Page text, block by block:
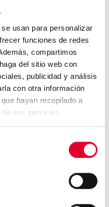
usan para personalizar
funciones de redes
compartimos
del sitio web con
publicidad y análisis
con otra información
hayan recopilado a
sus servicios.
vending accesible
en sus aeropuertos...